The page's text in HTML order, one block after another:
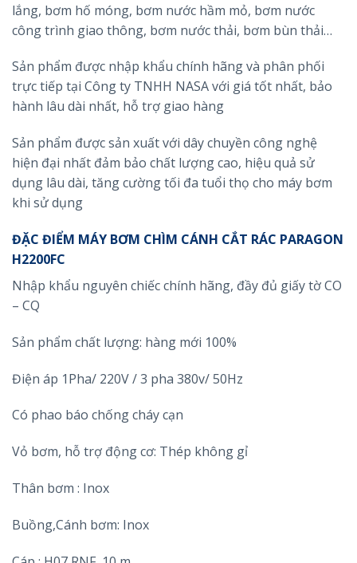
lắng, bơm hố móng, bơm nước hầm mỏ, bơm nước
công trình giao thông, bơm nước thải, bơm bùn thải…
Sản phẩm được nhập khẩu chính hãng và phân phối
trực tiếp tại Công ty TNHH NASA với giá tốt nhất, bảo
hành lâu dài nhất, hỗ trợ giao hàng
Sản phẩm được sản xuất với dây chuyền công nghệ
hiện đại nhất đảm bảo chất lượng cao, hiệu quả sử
dụng lâu dài, tăng cường tối đa tuổi thọ cho máy bơm
khi sử dụng
ĐẶC ĐIỂM MÁY BƠM CHÌM CÁNH CẮT RÁC PARAGON
H2200FC
Nhập khẩu nguyên chiếc chính hãng, đầy đủ giấy tờ CO
– CQ
Sản phẩm chất lượng: hàng mới 100%
Điện áp 1Pha/ 220V / 3 pha 380v/ 50Hz
Có phao báo chống cháy cạn
Vỏ bơm, hỗ trợ động cơ: Thép không gỉ
Thân bơm : Inox
Buồng,Cánh bơm: Inox